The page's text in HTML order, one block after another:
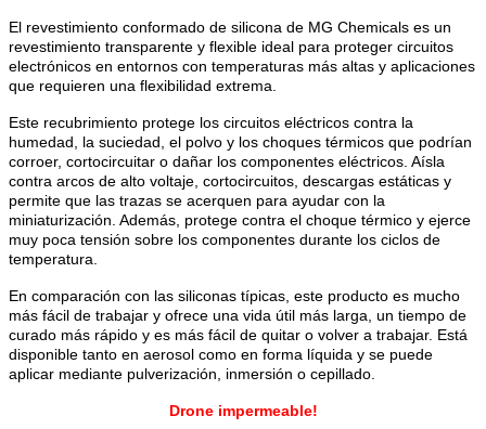
El revestimiento conformado de silicona de MG Chemicals es un
revestimiento transparente y flexible ideal para proteger circuitos
electrónicos en entornos con temperaturas más altas y aplicaciones
que requieren una flexibilidad extrema.
Este recubrimiento protege los circuitos eléctricos contra la
humedad, la suciedad, el polvo y los choques térmicos que podrían
corroer, cortocircuitar o dañar los componentes eléctricos. Aísla
contra arcos de alto voltaje, cortocircuitos, descargas estáticas y
permite que las trazas se acerquen para ayudar con la
miniaturización. Además, protege contra el choque térmico y ejerce
muy poca tensión sobre los componentes durante los ciclos de
temperatura.
En comparación con las siliconas típicas, este producto es mucho
más fácil de trabajar y ofrece una vida útil más larga, un tiempo de
curado más rápido y es más fácil de quitar o volver a trabajar. Está
disponible tanto en aerosol como en forma líquida y se puede
aplicar mediante pulverización, inmersión o cepillado.
Drone impermeable!